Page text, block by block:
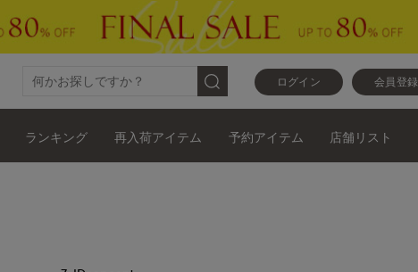
ログイン 会員登録
ランキング 再入荷アイテム 予約アイテム 店舗リスト